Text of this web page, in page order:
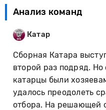
Анализ команд
Катар
Сборная Катара
второй раз подряд.
катарцы были
удалось преодолеть
отбора. На решающей